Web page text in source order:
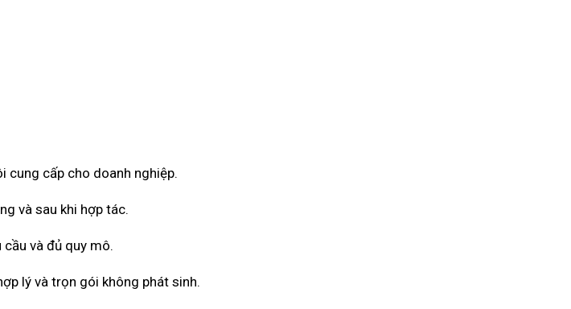
cung cấp cho doanh nghiệp.
và sau khi hợp tác.
và đủ quy mô.
lý và trọn gói không phát sinh.